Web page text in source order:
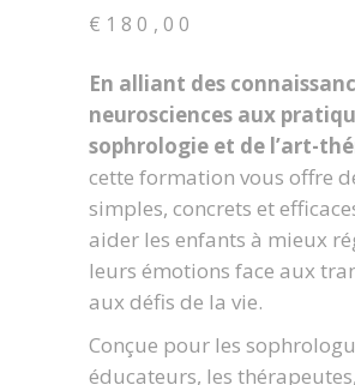
€ 180,00
En alliant des
neurosciences aux
sophrologie et de l’art-
cette formation vous offre
simples, concrets et
aider les enfants à mieux
leurs émotions face aux
aux défis de la vie.
Conçue pour les
éducateurs, les